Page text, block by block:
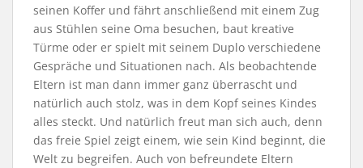
seinen Koffer und fährt anschließend mit einem Zug
aus Stühlen seine Oma besuchen, baut kreative
Türme oder er spielt mit seinem Duplo verschiedene
Gespräche und Situationen nach. Als beobachtende
Eltern ist man dann immer ganz überrascht und
natürlich auch stolz, was in dem Kopf seines Kindes
alles steckt. Und natürlich freut man sich auch, denn
das freie Spiel zeigt einem, wie sein Kind beginnt, die
Welt zu begreifen. Auch von befreundete Eltern